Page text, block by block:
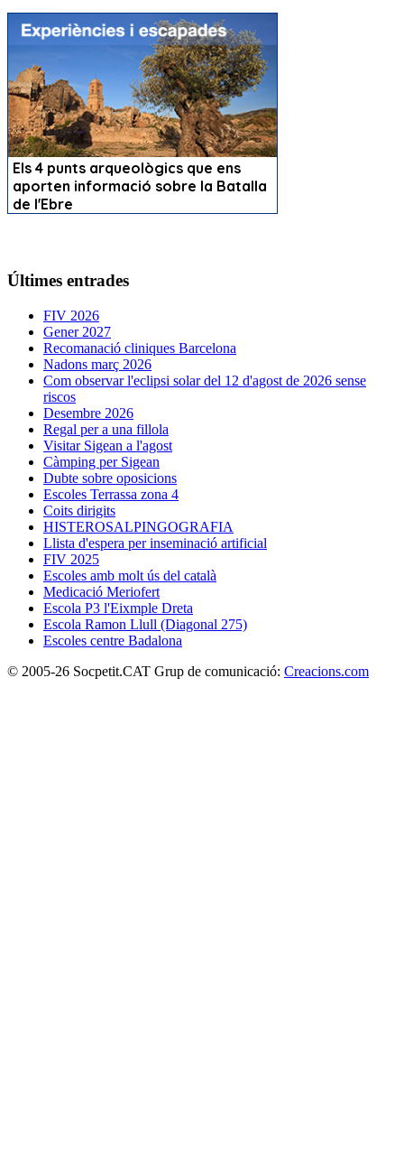
Últimes entrades
FIV 2026
Gener 2027
Recomanació cliniques Barcelona
Nadons març 2026
Com observar l'eclipsi solar del 12 d'agost de 2026 sense
riscos
Desembre 2026
Regal per a una fillola
Visitar Sigean a l'agost
Càmping per Sigean
Dubte sobre oposicions
Escoles Terrassa zona 4
Coits dirigits
HISTEROSALPINGOGRAFIA
Llista d'espera per inseminació artificial
FIV 2025
Escoles amb molt ús del català
Medicació Meriofert
Escola P3 l'Eixmple Dreta
Escola Ramon Llull (Diagonal 275)
Escoles centre Badalona
© 2005-26 Socpetit.CAT Grup de comunicació: Creacions.com